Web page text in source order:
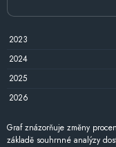
2023
2024
2025
2026
Graf znázorňuje změny
základě souhrnné analýzy